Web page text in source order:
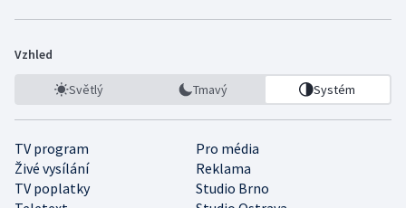
Vzhled
Světlý Tmavý Systém
TV program
Pro média
Živé vysílání
Reklama
TV poplatky
Studio Brno